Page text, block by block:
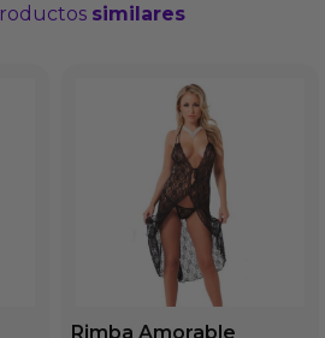
similares
Rimba Amorable